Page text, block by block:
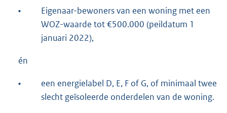
•
Eigenaar-bewoners van een woning met een
WOZ-waarde tot €500.000 (peildatum 1
januari 2022),
én
•
een energielabel D, E, F of G, of minimaal twee
slecht geïsoleerde onderdelen van de woning.